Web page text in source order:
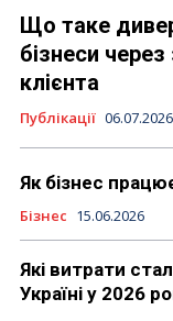
Що таке
бізнеси
клієнта
Публікації 06.07.2026
Як бізнес
Бізнес 15.06.2026
Які витрати
Україні у 2026